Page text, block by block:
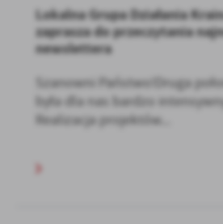
Lokalna Grupa Działania
zaprasza do przeczytania
newslettera
Szanowni Państwo!Druga
była dla nas bardzo
Realizacja projektów...